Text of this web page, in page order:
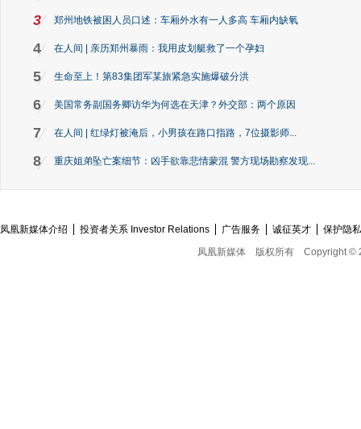
3 郑州地铁被困人员口述：车厢外水有一人多高 车厢内缺氧
4 在人间 | 亲历郑州暴雨：我用皮划艇救了一个孕妇
5 生命至上！第83集团军某旅紧急实施爆破分洪
6 美国常务副国务卿访华为何选在天津？外交部：两个原因
7 在人间 | 红绿灯被淹后，小男孩在路口指路，7位摄影师...
8 重庆姐弟坠亡案细节：凶手欲靠悲情蒙混 警方现场勘察发现...
凤凰新媒体介绍 投资者关系 Investor Relations 广告服务 诚征英才
保护隐
凤凰新媒体
版权所有 Copyright ©